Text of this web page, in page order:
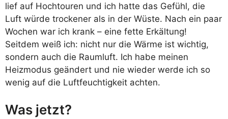
lief auf Hochtouren und ich hatte das Gefühl, die
Luft würde trockener als in der Wüste. Nach ein paar
Wochen war ich krank – eine fette Erkältung!
Seitdem weiß ich: nicht nur die Wärme ist wichtig,
sondern auch die Raumluft. Ich habe meinen
Heizmodus geändert und nie wieder werde ich so
wenig auf die Luftfeuchtigkeit achten.
Was jetzt?